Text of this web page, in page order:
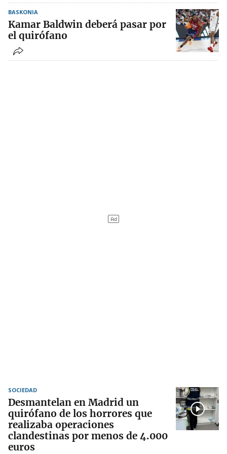
BASKONIA
Kamar Baldwin deberá pasar por
el quirófano
SOCIEDAD
Desmantelan en Madrid un
quirófano de los horrores que
realizaba operaciones
clandestinas por menos de 4.000
euros